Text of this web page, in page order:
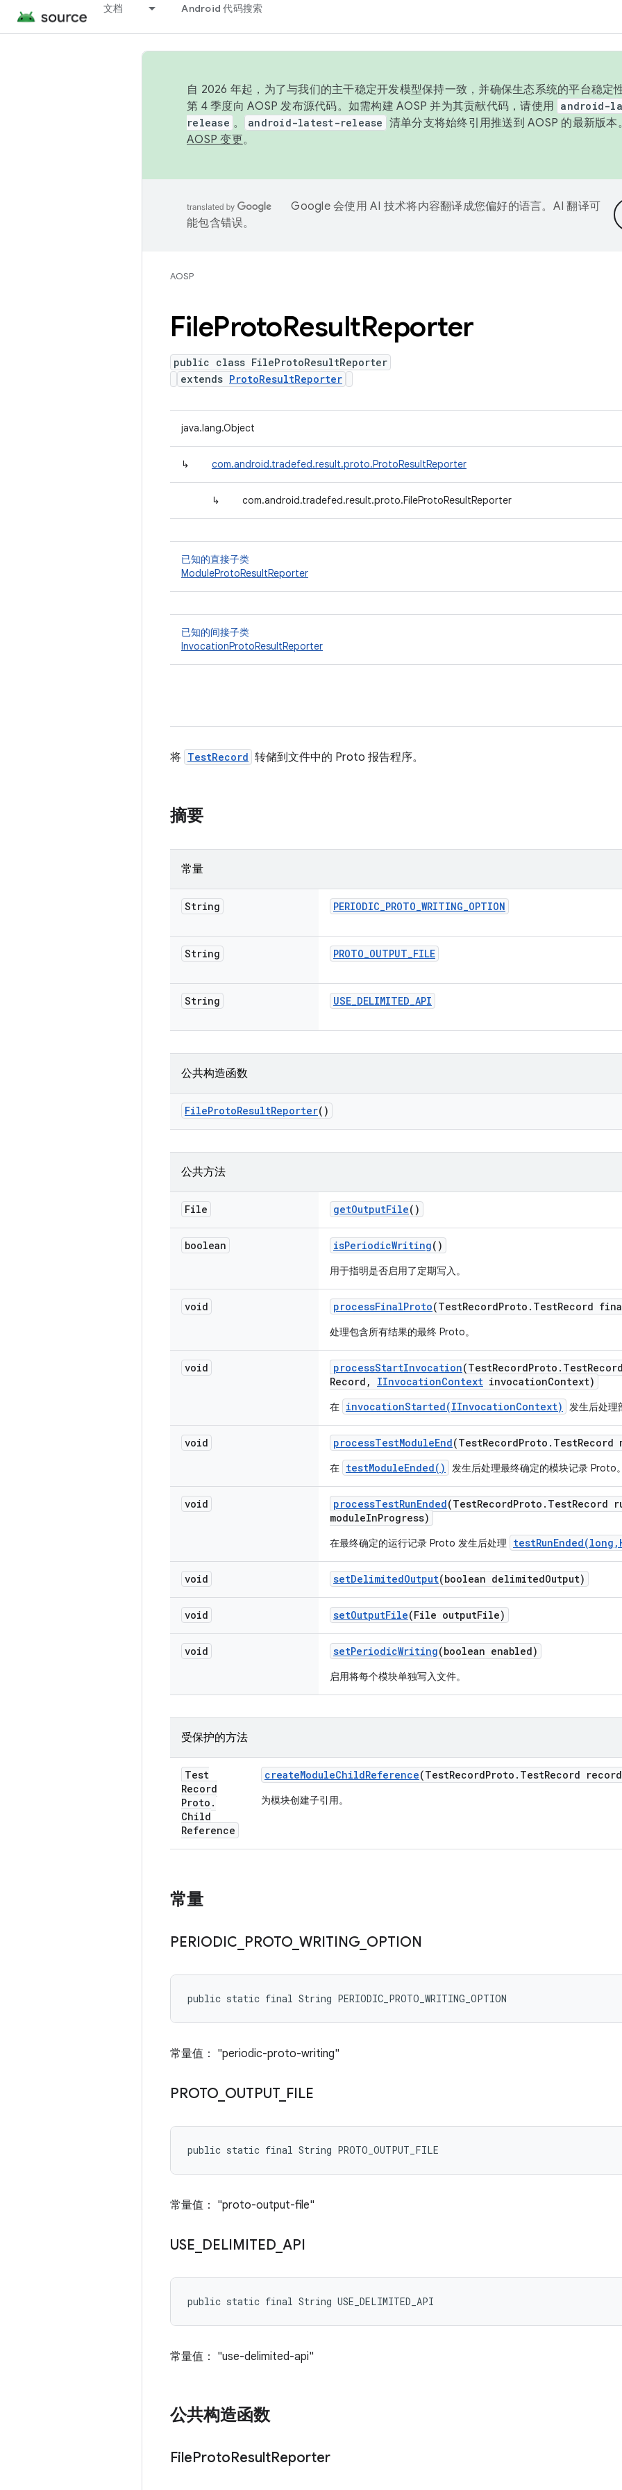
文档 Android 代码搜索
自 2026 年起，为了与我们的主干稳定开发模型保持一致，并确保生态系统的平台稳定
第 4 季度向 AOSP 发布源代码。如需构建 AOSP 并为其贡献代码，请使用 android-
release 。 android-latest-release 清单分支将始终引用推送到 AOSP 的最新版
AOSP 变更。
Google 会使用 AI 技术将内容翻译成您偏好的语言。AI 翻译可
能包含错误。
AOSP
FileProtoResultReporter
public class FileProtoResultReporter
extends ProtoResultReporter
java.lang.Object
↳ com.android.tradefed.result.proto.ProtoResultReporter
↳ com.android.tradefed.result.proto.FileProtoResultReporter
已知的直接子类
ModuleProtoResultReporter
已知的间接子类
InvocationProtoResultReporter
将 TestRecord 转储到文件中的 Proto 报告程序。
摘要
常量
String PERIODIC_PROTO_WRITING_OPTION
String PROTO_OUTPUT_FILE
String USE_DELIMITED_API
公共构造函数
FileProtoResultReporter()
公共方法
File getOutputFile()
boolean isPeriodicWriting()
用于指明是否启用了定期写入。
void processFinalProto(TestRecordProto . TestRecord
处理包含所有结果的最终 Proto。
void processStartInvocation(TestRecordProto . Test
Record , IInvocationContext invocationContext)
在 invocationStarted(IInvocationContext) 发生后处理
void processTestModuleEnd(TestRecordProto . TestRecord
在 testModuleEnded() 发生后处理最终确定的模块记录 Proto
void processTestRunEnded(TestRecordProto . TestRecord
moduleInProgress)
在最终确定的运行记录 Proto 发生后处理
void setDelimitedOutput(boolean delimitedOutput)
void setOutputFile(File outputFile)
void setPeriodicWriting(boolean enabled)
启用将每个模块单独写入文件。
受保护的方法
Test
Record
Proto .
Child
Reference
createModuleChildReference(TestRecordProto . TestRecord
为模块创建子引用。
常量
PERIODIC PROTO WRITING OPTION
public static final String PERIODIC_PROTO_WRITING_OPTION
常量值： "periodic-proto-writing"
PROTO OUTPUT_ FILE
public static final String PROTO_OUTPUT_FILE
常量值： "proto-output-file"
USE DELIMITED API
public static final String USE_DELIMITED_API
常量值： "use-delimited-api"
公共构造函数
FileProtoResultReporter